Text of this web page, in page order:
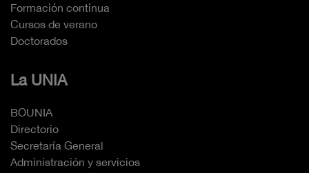
Formación continua
Cursos de verano
Doctorados
La UNIA
BOUNIA
Directorio
Secretaría General
Administración y servicios